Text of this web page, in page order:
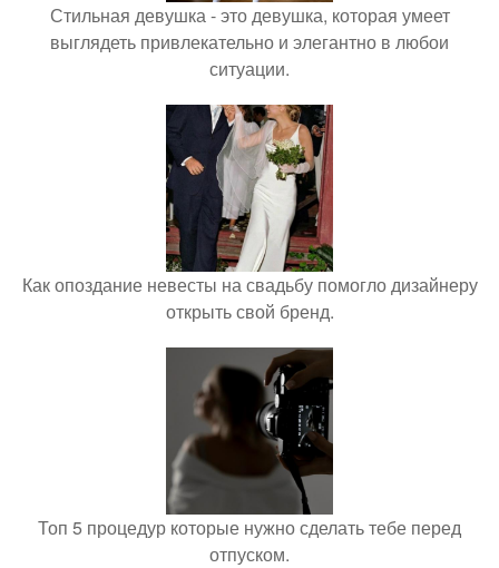
Стильная девушка - это девушка, которая умеет
выглядеть привлекательно и элегантно в любои
ситуации.
Как опоздание невесты на свадьбу помогло дизайнеру
открыть свой бренд.
Топ 5 процедур которые нужно сделать тебе перед
отпуском.